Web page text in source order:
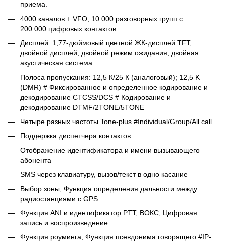
приема.
4000 каналов + VFO; 10 000 разговорных групп с
200 000 цифровых контактов.
Дисплей: 1,77-дюймовый цветной ЖК-дисплей TFT,
двойной дисплей; двойной режим ожидания; двойная
акустическая система
Полоса пропускания: 12,5 К/25 К (аналоговый); 12,5 K
(DMR) # Фиксированное и определенное кодирование и
декодирование CTCSS/DCS # Кодирование и
декодирование DTMF/2TONE/5TONE
Четыре разных частоты Tone-plus #Individual/Group/All call
Поддержка диспетчера контактов
Отображение идентификатора и имени вызывающего
абонента
SMS через клавиатуру, вызов/текст в одно касание
Выбор зоны; Функция определения дальности между
радиостанциями с GPS
Функция ANI и идентификатор PTT; ВОКС; Цифровая
запись и воспроизведение
Функция роуминга; Функция псевдонима говорящего #IP-